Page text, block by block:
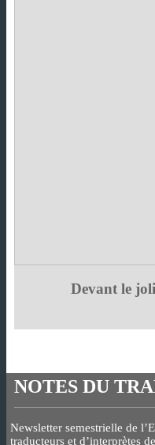
Devant le
NOTES DU
Newsletter semestrielle de
traducteurs et d’interprètes